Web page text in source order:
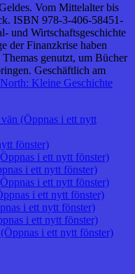
Vom Mittelalter bis
ISBN 978-3-406-58451-
und Wirtschaftsgeschichte
der Finanzkrise haben
genutzt, um Bücher
Geschäftlich am
Kleine Geschichte
(Öppnas i ett nytt
fönster)
i ett nytt fönster)
i ett nytt fönster)
i ett nytt fönster)
i ett nytt fönster)
i ett nytt fönster)
i ett nytt fönster)
i ett nytt fönster)